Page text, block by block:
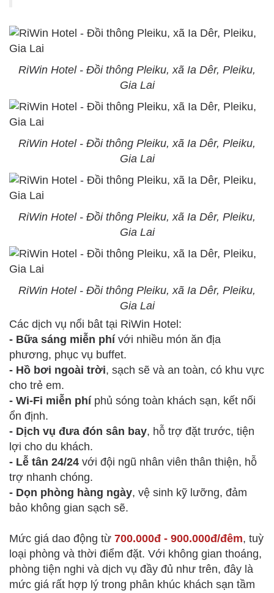
RiWin Hotel - Đồi thông Pleiku, xã Ia Dêr, Pleiku,
Gia Lai
RiWin Hotel - Đồi thông Pleiku, xã Ia Dêr, Pleiku,
Gia Lai
RiWin Hotel - Đồi thông Pleiku, xã Ia Dêr, Pleiku,
Gia Lai
RiWin Hotel - Đồi thông Pleiku, xã Ia Dêr, Pleiku,
Gia Lai
Các dịch vụ nổi bât tại RiWin Hotel:
- Bữa sáng miễn phívới nhiều món ăn địa
phương, phục vụ buffet.
- Hồ bơi ngoài trời, sạch sẽ và an toàn, có khu vực
cho trẻ em.
- Wi-Fi miễn phíphủ sóng toàn khách sạn, kết nối
ổn định.
- Dịch vụ đưa đón sân bay, hỗ trợ đặt trước, tiện
lợi cho du khách.
- Lễ tân 24/24 với đội ngũ nhân viên thân thiện, hỗ
trợ nhanh chóng.
- Dọn phòng hàng ngày, vệ sinh kỹ lưỡng, đảm
bảo không gian sạch sẽ.
Mức giá dao động từ 700.000đ - 900.000đ/đêm, tuỳ
loại phòng và thời điểm đặt. Với không gian thoáng,
phòng tiện nghi và dịch vụ đầy đủ như trên, đây là
mức giá rất hợp lý trong phân khúc khách sạn tầm